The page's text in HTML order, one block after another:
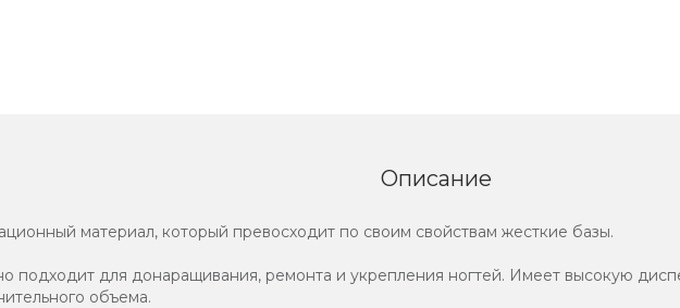
Описание
материал, который превосходит по своим свойствам жесткие базы.
подходит для донаращивания, ремонта и укрепления ногтей. Имеет высокую
объема.